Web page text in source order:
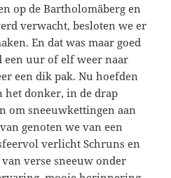
op de Bartholomäberg en
verwacht, besloten we er
En dat was maar goed
uur of elf weer naar
een dik pak. Nu hoefden
het donker, in de drap
om sneeuwkettingen aan
genoten we van een
verlicht Schruns en
verse sneeuw onder